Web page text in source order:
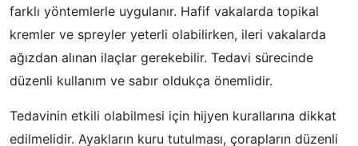
farklı yöntemlerle uygulanır. Hafif vakalarda topikal
kremler ve spreyler yeterli olabilirken, ileri vakalarda
ağızdan alınan ilaçlar gerekebilir. Tedavi sürecinde
düzenli kullanım ve sabır oldukça önemlidir.
Tedavinin etkili olabilmesi için hijyen kurallarına dikkat
edilmelidir. Ayakların kuru tutulması, çorapların düzenli